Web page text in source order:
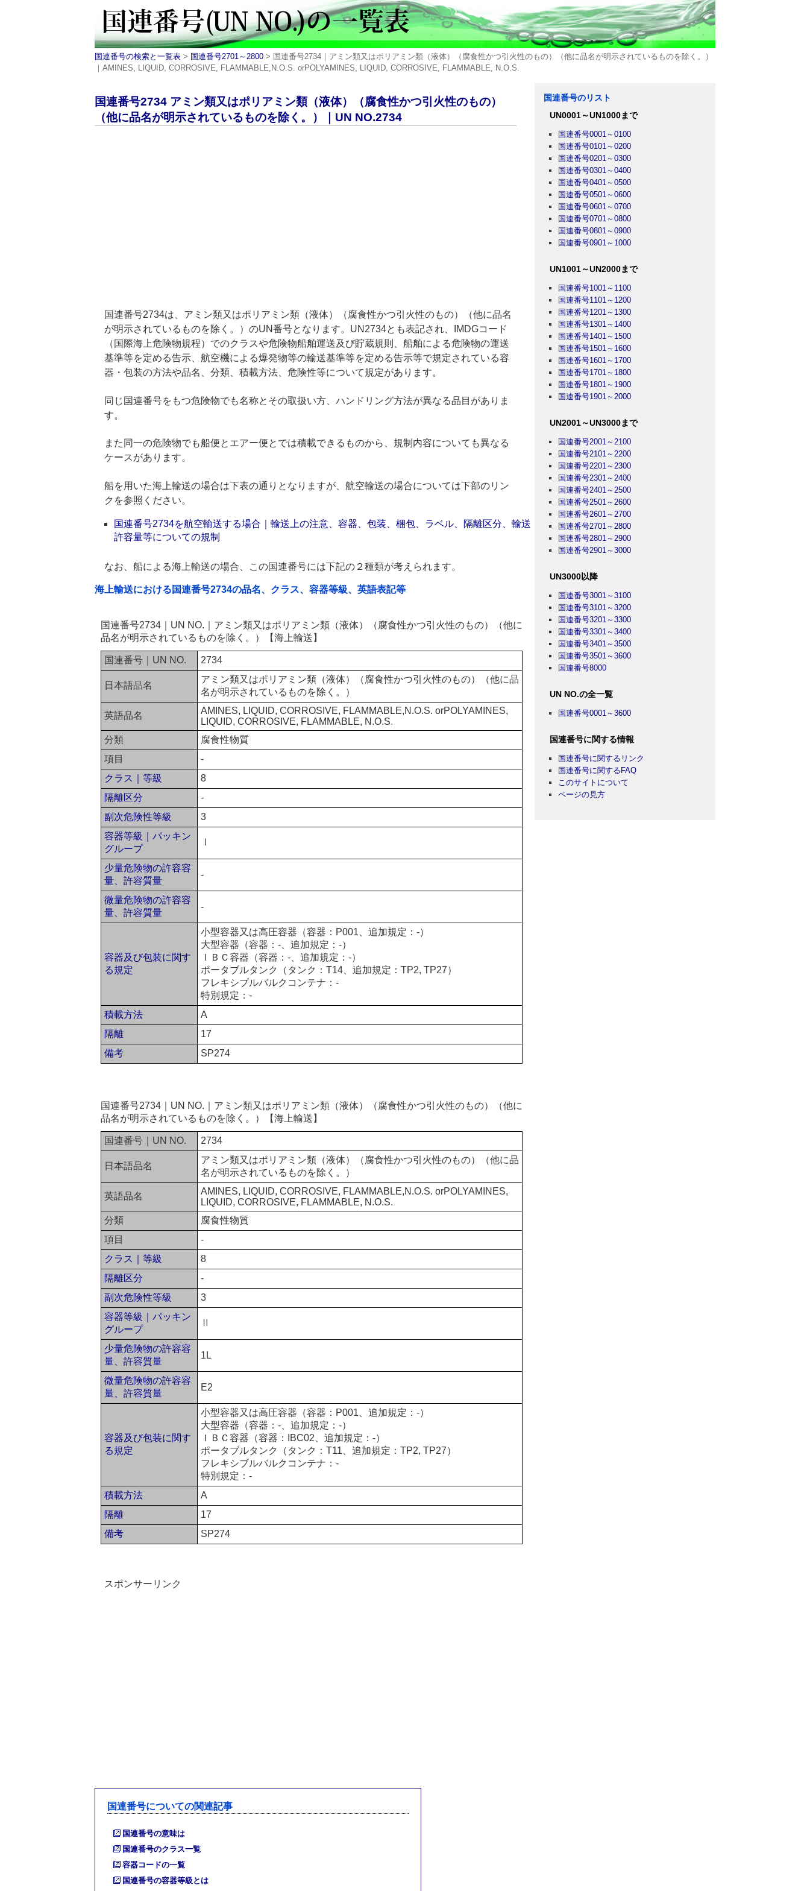
国連番号の検索と一覧表 > 国連番号2701～2800 > 国連番号2734｜アミン類又はポリアミン類（液体）（腐食性かつ引火性のもの）（他に品名が明示されているものを除く。）
｜AMINES, LIQUID, CORROSIVE, FLAMMABLE,N.O.S. orPOLYAMINES, LIQUID, CORROSIVE, FLAMMABLE, N.O.S.
国連番号2734 アミン類又はポリアミン類（液体）（腐食性かつ引火性のもの）
（他に品名が明示されているものを除く。）｜UN NO.2734
国連番号2734は、アミン類又はポリアミン類（液体）（腐食性かつ引火性のもの）（他に品名
が明示されているものを除く。）のUN番号となります。UN2734とも表記され、IMDGコード
（国際海上危険物規程）でのクラスや危険物船舶運送及び貯蔵規則、船舶による危険物の運送
基準等を定める告示、航空機による爆発物等の輸送基準等を定める告示等で規定されている容
器・包装の方法や品名、分類、積載方法、危険性等について規定があります。
同じ国連番号をもつ危険物でも名称とその取扱い方、ハンドリング方法が異なる品目がありま
す。
また同一の危険物でも船便とエアー便とでは積載できるものから、規制内容についても異なる
ケースがあります。
船を用いた海上輸送の場合は下表の通りとなりますが、航空輸送の場合については下部のリン
クを参照ください。
国連番号2734を航空輸送する場合｜輸送上の注意、容器、包装、梱包、ラベル、隔離区分、輸送
許容量等についての規制
なお、船による海上輸送の場合、この国連番号には下記の２種類が考えられます。
海上輸送における国連番号2734の品名、クラス、容器等級、英語表記等
国連番号2734｜UN NO.｜アミン類又はポリアミン類（液体）（腐食性かつ引火性のもの）（他に
品名が明示されているものを除く。）【海上輸送】
国連番号｜UN NO. 2734
日本語品名
アミン類又はポリアミン類（液体）（腐食性かつ引火性のもの）（他に品
名が明示されているものを除く。）
英語品名
AMINES, LIQUID, CORROSIVE, FLAMMABLE,N.O.S. orPOLYAMINES,
LIQUID, CORROSIVE, FLAMMABLE, N.O.S.
分類
腐食性物質
項目
-
クラス｜等級
8
隔離区分
-
副次危険性等級
3
容器等級｜パッキン
グループ
Ⅰ
少量危険物の許容容
量、許容質量
-
微量危険物の許容容
量、許容質量
-
容器及び包装に関す
る規定
小型容器又は高圧容器（容器：P001、追加規定：-）
大型容器（容器：-、追加規定：-）
ＩＢＣ容器（容器：-、追加規定：-）
ポータブルタンク（タンク：T14、追加規定：TP2, TP27）
フレキシブルバルクコンテナ：-
特別規定：-
積載方法
A
隔離
17
備考
SP274
国連番号2734｜UN NO.｜アミン類又はポリアミン類（液体）（腐食性かつ引火性のもの）（他に
品名が明示されているものを除く。）【海上輸送】
国連番号｜UN NO. 2734
日本語品名
アミン類又はポリアミン類（液体）（腐食性かつ引火性のもの）（他に品
名が明示されているものを除く。）
英語品名
AMINES, LIQUID, CORROSIVE, FLAMMABLE,N.O.S. orPOLYAMINES,
LIQUID, CORROSIVE, FLAMMABLE, N.O.S.
分類
腐食性物質
項目
-
クラス｜等級
8
隔離区分
-
副次危険性等級
3
容器等級｜パッキン
グループ
Ⅱ
少量危険物の許容容
量、許容質量
1L
微量危険物の許容容
量、許容質量
E2
容器及び包装に関す
る規定
小型容器又は高圧容器（容器：P001、追加規定：-）
大型容器（容器：-、追加規定：-）
ＩＢＣ容器（容器：IBC02、追加規定：-）
ポータブルタンク（タンク：T11、追加規定：TP2, TP27）
フレキシブルバルクコンテナ：-
特別規定：-
積載方法
A
隔離
17
備考
SP274
スポンサーリンク
国連番号についての関連記事
国連番号の意味は
国連番号のクラス一覧
容器コードの一覧
国連番号の容器等級とは
国連番号のリスト
UN0001～UN1000まで
国連番号0001～0100
国連番号0101～0200
国連番号0201～0300
国連番号0301～0400
国連番号0401～0500
国連番号0501～0600
国連番号0601～0700
国連番号0701～0800
国連番号0801～0900
国連番号0901～1000
UN1001～UN2000まで
国連番号1001～1100
国連番号1101～1200
国連番号1201～1300
国連番号1301～1400
国連番号1401～1500
国連番号1501～1600
国連番号1601～1700
国連番号1701～1800
国連番号1801～1900
国連番号1901～2000
UN2001～UN3000まで
国連番号2001～2100
国連番号2101～2200
国連番号2201～2300
国連番号2301～2400
国連番号2401～2500
国連番号2501～2600
国連番号2601～2700
国連番号2701～2800
国連番号2801～2900
国連番号2901～3000
UN3000以降
国連番号3001～3100
国連番号3101～3200
国連番号3201～3300
国連番号3301～3400
国連番号3401～3500
国連番号3501～3600
国連番号8000
UN NO.の全一覧
国連番号0001～3600
国連番号に関する情報
国連番号に関するリンク
国連番号に関するFAQ
このサイトについて
ページの見方